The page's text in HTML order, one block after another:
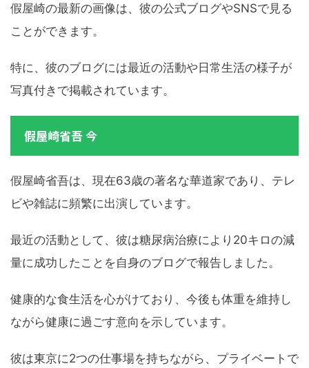
假屋崎の最新の画像は、彼の公式ブログやSNSで見る
ことができます。
特に、彼のブログには最近の活動や日常生活の様子が
写真付きで掲載されています。
假屋崎省吾 今
假屋崎省吾は、現在63歳の著名な華道家であり、テレ
ビや雑誌に頻繁に出演しています。
最近の活動として、彼は糖尿病治療により20キロの減
量に成功したことを自身のブログで報告しました。
健康的な食生活を心がけており、今後も体重を維持し
ながら健康に過ごす意向を示しています。
彼は東京に2つの仕事場を持ちながら、プライベートで